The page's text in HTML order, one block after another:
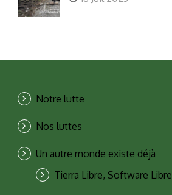
Notre lutte
Nos luttes
Un autre monde existe déjà
Tierra Libre, Software Libre